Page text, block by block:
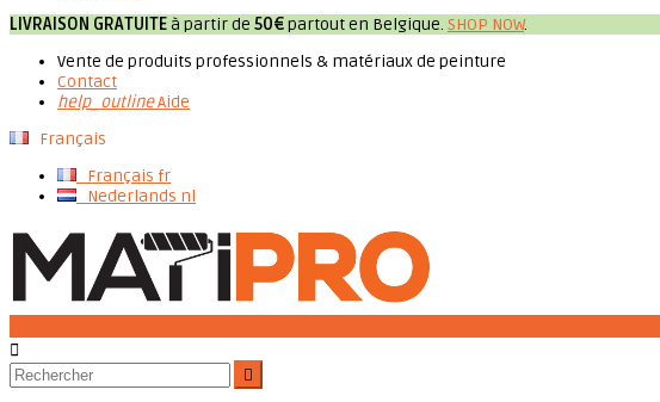
LIVRAISON GRATUITEà partir de 50€partout en Belgique. SHOP NOW.
Vente de produits professionnels & matériaux de peinture
Contact
help_outlineAide
Français
Français fr
Nederlands nl

